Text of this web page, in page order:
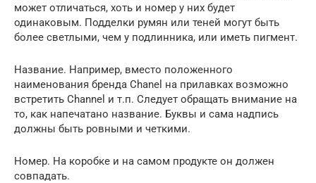
может отличаться, хоть и номер у них будет
одинаковым. Подделки румян или теней могут быть
более светлыми, чем у подлинника, или иметь пигмент.
Название. Например, вместо положенного
наименования бренда Chanel на прилавках возможно
встретить Channel и т.п. Следует обращать внимание на
то, как напечатано название. Буквы и сама надпись
должны быть ровными и четкими.
Номер. На коробке и на самом продукте он должен
совпадать.